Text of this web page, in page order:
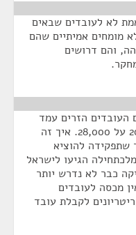
לא לעובדים שבאים
מומחים אמיתיים שהם
והם דרושים
העובדים הזרים עמד
בשנת 2003 על 39,000, ובשנת 2004 על 28,000. איך זה
שתפקידה להוציא
הגיעו לישראל
כבר לא נדרש יותר
מכסה לעובדים
לקבלת עובד